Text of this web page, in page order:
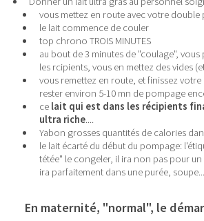
vous mettez en route avec votre double
le lait commence de couler
top chrono TROIS MINUTES
au bout de 3 minutes de "coulage", vous
les rcipients, vous en mettez des vides
vous remettez en route, et finissez
rester environ 5-10 mn de pompage
ce lait qui est dans les récipients
ultra riche....
Yabon grosses quantités de calories
le lait écarté du début du pompage:
tétée" le congeler, il ira non pas pour
ira parfaitement dans une purée,
En maternité, "normal", le